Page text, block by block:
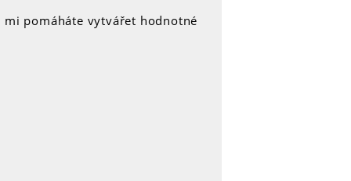
pomáháte vytvářet hodnotné